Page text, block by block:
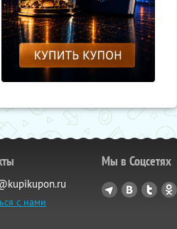
с нами
Мы в Соцсетях